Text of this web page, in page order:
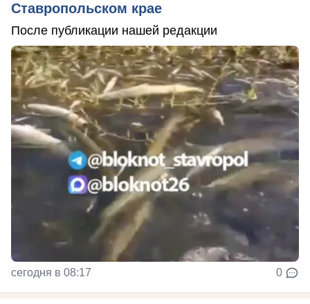
Ставропольском крае
После публикации нашей редакции
сегодня в 08:17 0